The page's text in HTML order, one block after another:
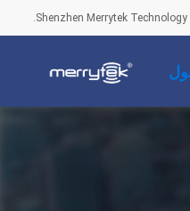
Shenzhen Merrytek Technology